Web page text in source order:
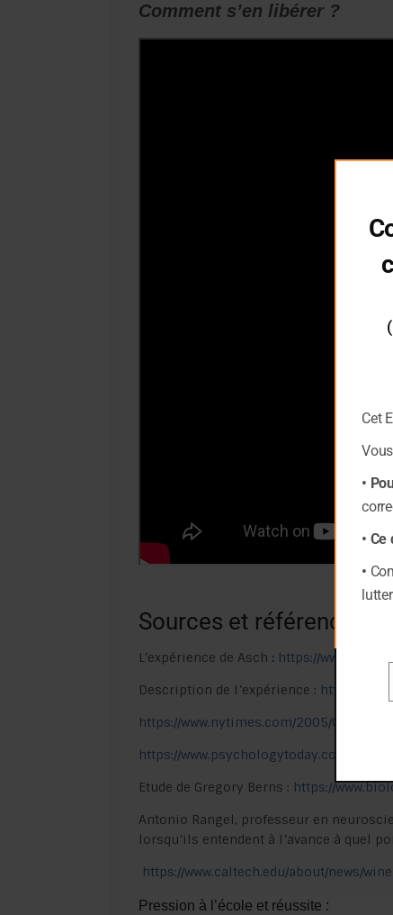
Comment s’en libérer ?
Sources et références
L’expérience de Asch : https://
Description de l’expérience : https://
https://www.nytimes.com/2005/06/28/
https://www.psychologytoday.com/us/
Etude de Gregory Berns : https://
Antonio Rangel, professeur en
lorsqu’ils entendent à l’avance à quel
https://www.caltech.edu/about/news/
Pression à l’école et réussite :
Cet
•
•
•